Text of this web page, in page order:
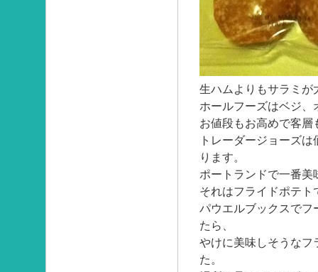
生ハムよりもサラミが
ホールフーズはベジ
お値段もお高めで客
トレーダージョーズ
ります。
ポートランドで一番美
それはフライドポテト
パウエルブックスでフ
たら、
やけに美味しそうなフ
た。